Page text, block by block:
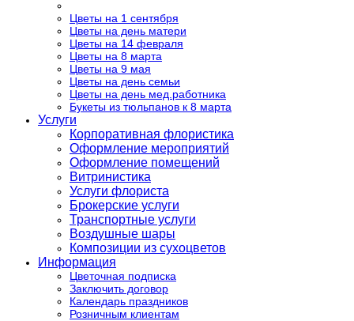
Цветы на 1 сентября
Цветы на день матери
Цветы на 14 февраля
Цветы на 8 марта
Цветы на 9 мая
Цветы на день семьи
Цветы на день мед.работника
Букеты из тюльпанов к 8 марта
Услуги
Корпоративная флористика
Оформление мероприятий
Оформление помещений
Витринистика
Услуги флориста
Брокерские услуги
Транспортные услуги
Воздушные шары
Композиции из сухоцветов
Информация
Цветочная подписка
Заключить договор
Календарь праздников
Розничным клиентам